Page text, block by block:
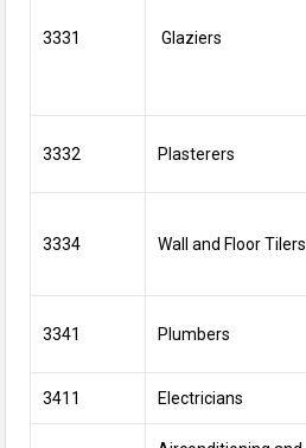
3331 Glaziers
3332 Plasterers
3334 Wall and Floor Tilers
3341 Plumbers
3411 Electricians